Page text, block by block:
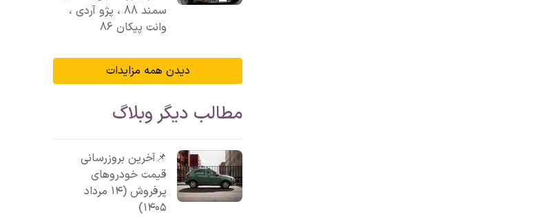
سمند 88 ، پژو آردی ،
وانت پیکان 86
دیدن همه مزایدات
مطالب دیگر وبلاگ
📌آخرین بروزرسانی
قیمت خودروهای
پرفروش (۱۴ مرداد
۱۴۰۵)